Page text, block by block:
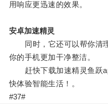
用响应更迅速的效果。
安卓加速精灵
同时，它还可以帮你清理
你的手机更加干净整洁。
赶快下载加速精灵鱼跃
快体验智能生活！。
#37#